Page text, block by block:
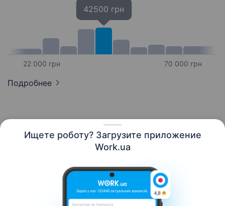
Ищете роботу? Загрузите приложение
Work.ua
22 000 грн
42500 грн
70 000 грн
Подробнее